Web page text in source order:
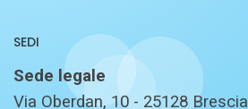
SEDI
Sede legale
Via Oberdan, 10 - 25128 Brescia